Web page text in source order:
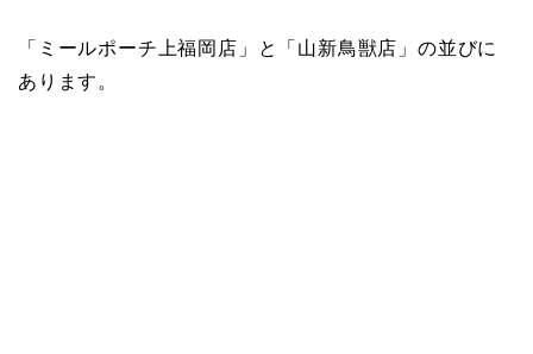
「ミールポーチ上福岡店」と「山新鳥獣店」の並びに
あります。